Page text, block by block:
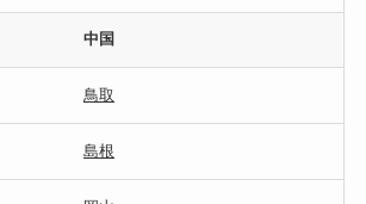
中国
鳥取
島根